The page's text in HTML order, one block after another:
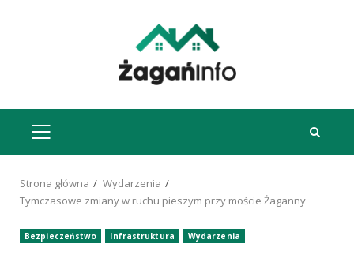
MENU
GŁÓWNE
Strona główna
Wydarzenia
Tymczasowe zmiany w ruchu pieszym przy moście Żaganny
Bezpieczeństwo Infrastruktura Wydarzenia